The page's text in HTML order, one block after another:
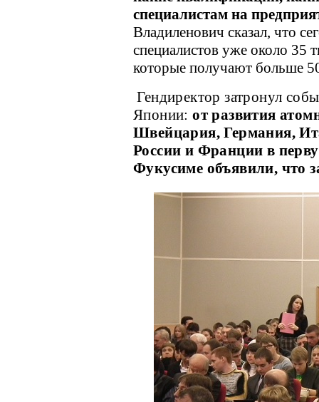
специалистам на
Владиленович сказал, что
специалистов уже около 35
которые получают больше
Гендиректор затронул
Японии:от развития
Швейцария, Германия,
России и Франции в
Фукусиме объявили, что